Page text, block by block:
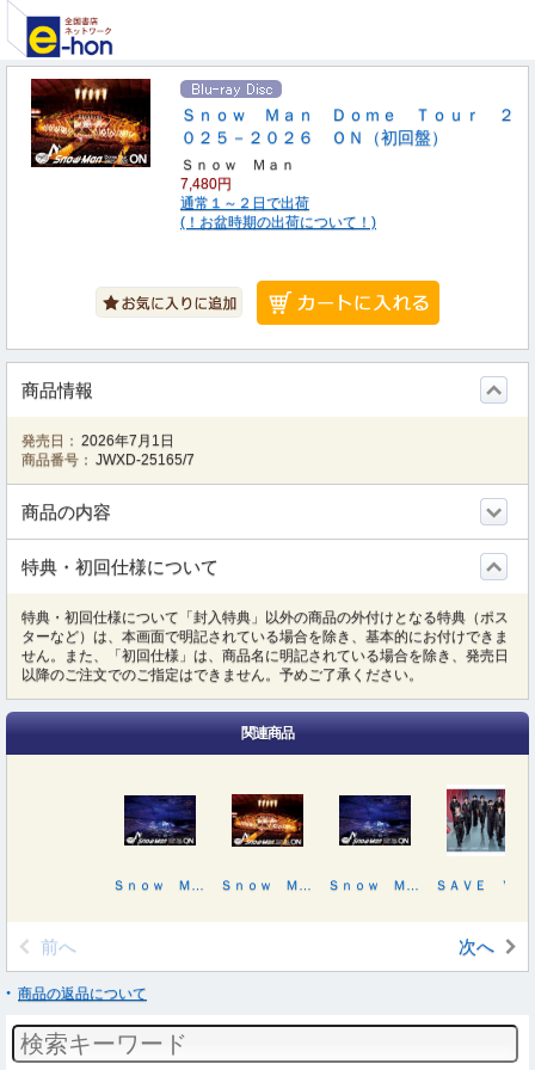
Ｓｎｏｗ Ｍａｎ Ｄｏｍｅ Ｔｏｕｒ ２
０２５－２０２６ ＯＮ（初回盤）
Ｓｎｏｗ Ｍａｎ
7,480円
通常１～２日で出荷
(！お盆時期の出荷について！)
商品情報
発売日： 2026年7月1日
商品番号： JWXD-25165/7
商品の内容
特典・初回仕様について
特典・初回仕様について「封入特典」以外の商品の外付けとなる特典（ポス
ターなど）は、本画面で明記されている場合を除き、基本的にお付けできま
せん。また、「初回仕様」は、商品名に明記されている場合を除き、発売日
以降のご注文でのご指定はできません。予めご了承ください。
関連商品
前へ 次へ
商品の返品について